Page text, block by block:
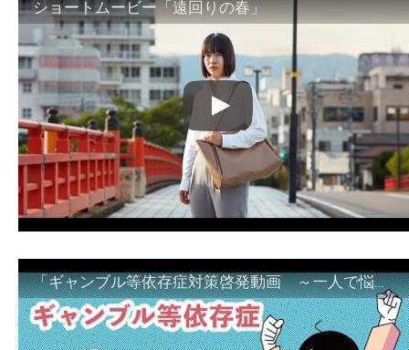
ショートムービー「遠回りの春」
「ギャンブル等依存症対策啓発動画 ～一人で悩まず、家族で悩まず、まず！相談機関へ～」